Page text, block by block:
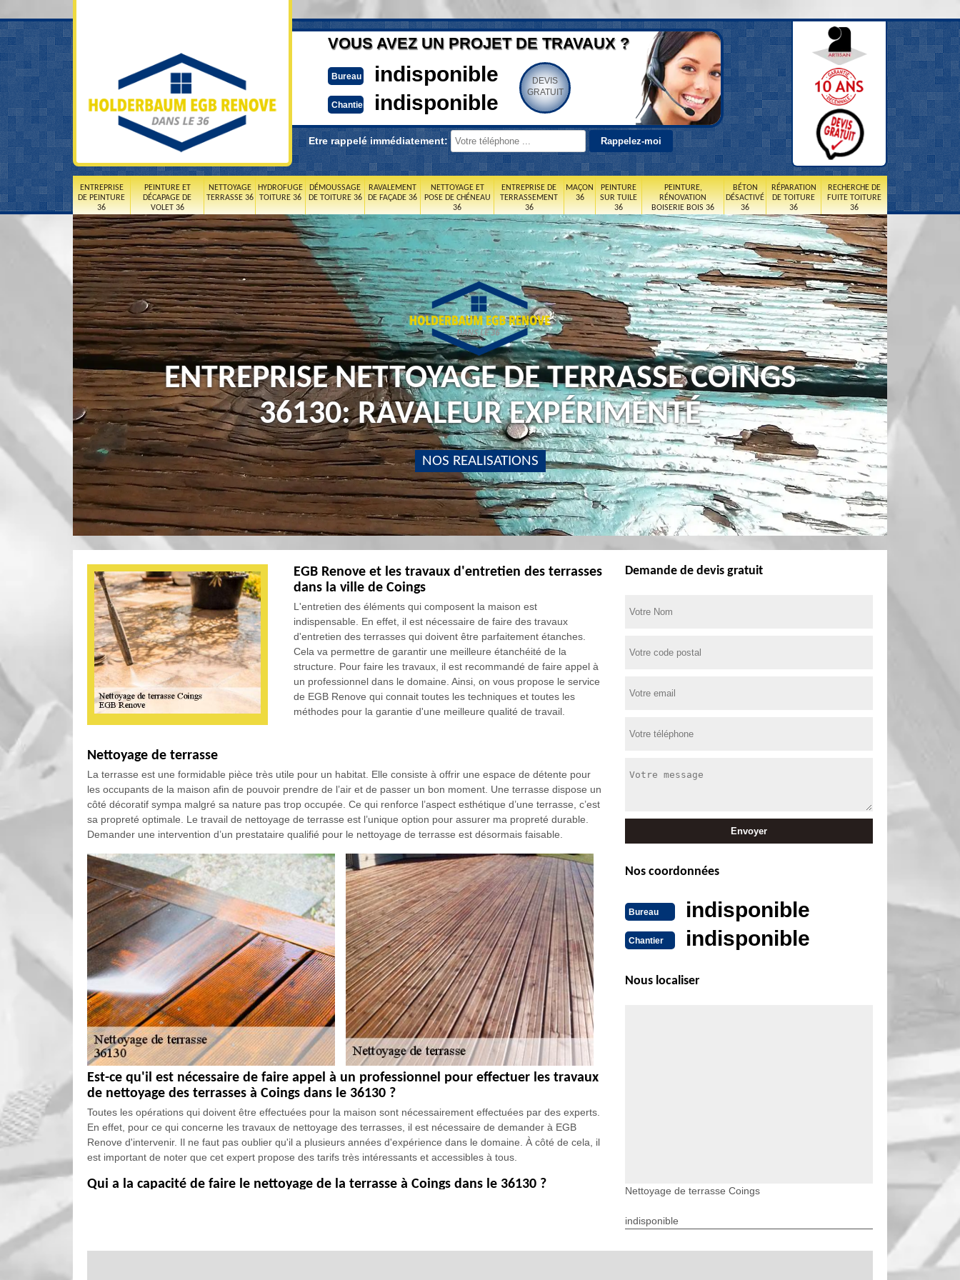
VOUS AVEZ UN PROJET DE TRAVAUX ?
Bureau indisponible
Chantier indisponible
DEVIS
GRATUIT
Etre rappelé immédiatement:
ENTREPRISE
DE PEINTURE
36
PEINTURE ET
DÉCAPAGE DE
VOLET 36
NETTOYAGE
TERRASSE 36
HYDROFUGE
TOITURE 36
DÉMOUSSAGE
DE TOITURE 36
RAVALEMENT
DE FAÇADE 36
NETTOYAGE ET
POSE DE CHÉNEAU
36
ENTREPRISE DE
TERRASSEMENT
36
MAÇON
36
PEINTURE
SUR TUILE
36
PEINTURE,
RÉNOVATION
BOISERIE BOIS 36
BÉTON
DÉSACTIVÉ
36
RÉPARATION
DE TOITURE
36
RECHERCHE DE
FUITE TOITURE
36
ENTREPRISE NETTOYAGE DE TERRASSE COINGS
36130: RAVALEUR EXPÉRIMENTÉ
NOS REALISATIONS
EGB Renove et les travaux d'entretien des terrasses
dans la ville de Coings
L'entretien des éléments qui composent la maison est
indispensable. En effet, il est nécessaire de faire des travaux
d'entretien des terrasses qui doivent être parfaitement étanches.
Cela va permettre de garantir une meilleure étanchéité de la
structure. Pour faire les travaux, il est recommandé de faire appel à
un professionnel dans le domaine. Ainsi, on vous propose le service
de EGB Renove qui connait toutes les techniques et toutes les
méthodes pour la garantie d'une meilleure qualité de travail.
Nettoyage de terrasse
La terrasse est une formidable pièce très utile pour un habitat. Elle consiste à offrir une espace de détente pour
les occupants de la maison afin de pouvoir prendre de l’air et de passer un bon moment. Une terrasse dispose un
côté décoratif sympa malgré sa nature pas trop occupée. Ce qui renforce l’aspect esthétique d’une terrasse, c’est
sa propreté optimale. Le travail de nettoyage de terrasse est l’unique option pour assurer ma propreté durable.
Demander une intervention d’un prestataire qualifié pour le nettoyage de terrasse est désormais faisable.
Est-ce qu'il est nécessaire de faire appel à un professionnel pour effectuer les travaux
de nettoyage des terrasses à Coings dans le 36130 ?
Toutes les opérations qui doivent être effectuées pour la maison sont nécessairement effectuées par des experts.
En effet, pour ce qui concerne les travaux de nettoyage des terrasses, il est nécessaire de demander à EGB
Renove d'intervenir. Il ne faut pas oublier qu'il a plusieurs années d'expérience dans le domaine. À côté de cela, il
est important de noter que cet expert propose des tarifs très intéressants et accessibles à tous.
Qui a la capacité de faire le nettoyage de la terrasse à Coings dans le 36130 ?
Demande de devis gratuit
Nos coordonnées
Bureau indisponible
Chantier indisponible
Nous localiser
Nettoyage de terrasse Coings
indisponible